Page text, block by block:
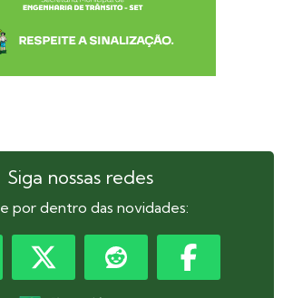
Siga nossas redes
por dentro das novidades: